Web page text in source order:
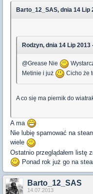
Barto_12_SAS, dnia 14 Lip
Rodzyn, dnia 14 Lip 2013
@Grease Nie
Metinie i już
Cicho że
A co się ma piernik do
A ma
Nie lubię spamować na
wiele
Ostatnio przeglądałem listę
Ponad rok już go na
Barto_12_SAS
14.07.2013